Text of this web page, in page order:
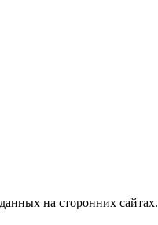
на сторонних сайтах.